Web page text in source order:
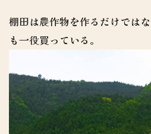
棚田は農作物を作るだけでは
も一役買っている。